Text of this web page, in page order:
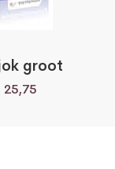
groot
25,75